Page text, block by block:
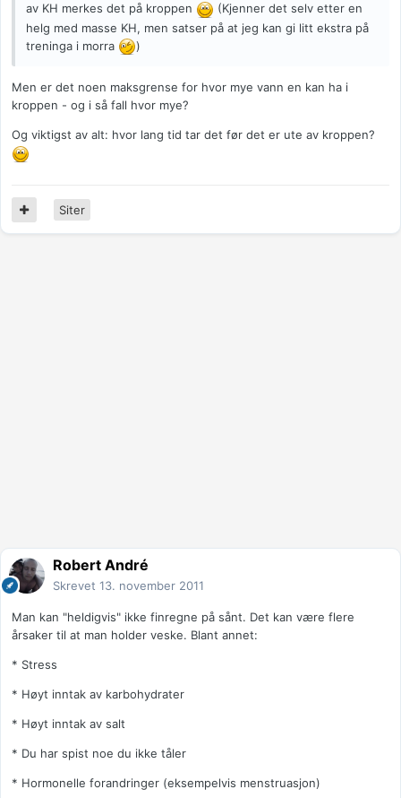
av KH merkes det på kroppen
(Kjenner det selv etter en
helg med masse KH, men satser på at jeg kan gi litt ekstra på
treninga i morra
)
Men er det noen maksgrense for hvor mye vann en kan ha i
kroppen - og i så fall hvor mye?
Og viktigst av alt: hvor lang tid tar det før det er ute av kroppen?
Siter
Robert André
Skrevet 13. november 2011
Man kan "heldigvis" ikke finregne på sånt. Det kan være flere
årsaker til at man holder veske. Blant annet:
* Stress
* Høyt inntak av karbohydrater
* Høyt inntak av salt
* Du har spist noe du ikke tåler
* Hormonelle forandringer (eksempelvis menstruasjon)